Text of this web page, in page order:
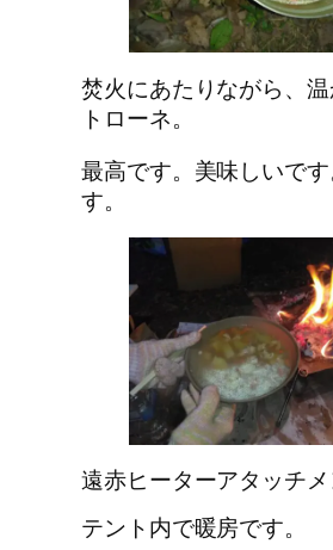
焚火にあたりながら、
トローネ。
最高です。美味しいで
す。
遠赤ヒーターアタッチメ
テント内で暖房です。